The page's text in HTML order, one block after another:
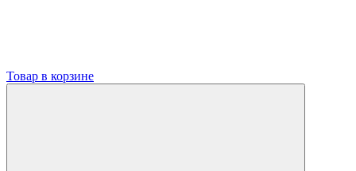
Товар в корзине